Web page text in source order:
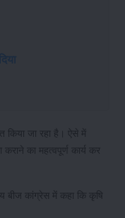
जा रहा है। ऐसे में
का महत्वपूर्ण कार्य कर
बीज कांग्रेस में कहा कि कृषि